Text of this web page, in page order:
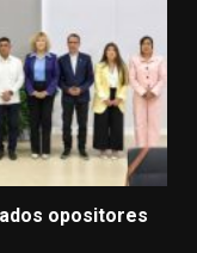
opositores